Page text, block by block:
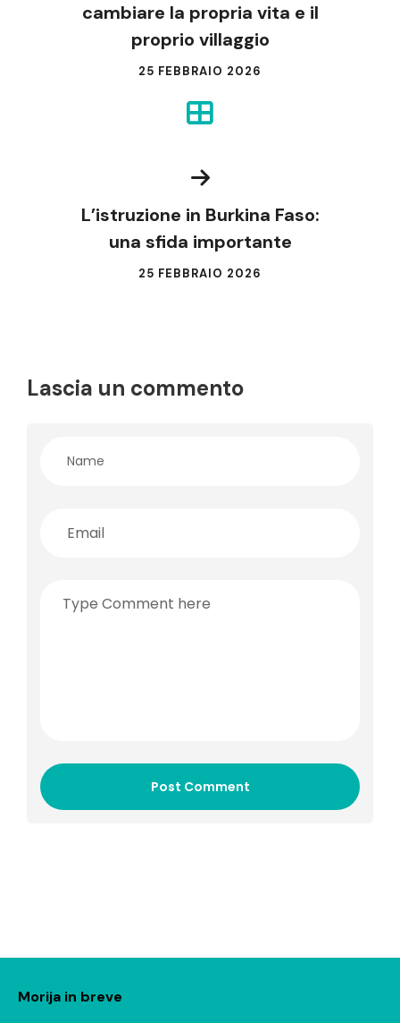
cambiare la propria vita e il
proprio villaggio
25 FEBBRAIO 2026
L’istruzione in Burkina Faso:
una sfida importante
25 FEBBRAIO 2026
Lascia un commento
Post Comment
Morija in breve